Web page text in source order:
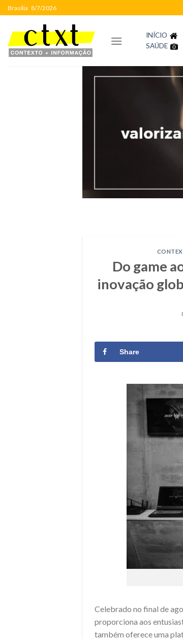
Skip
to
content
Brasília 8/7/2026
INÍCIO
SAÚDE
Do game
inovação
Share
Celebrado no final de
proporciona aos
também oferece uma